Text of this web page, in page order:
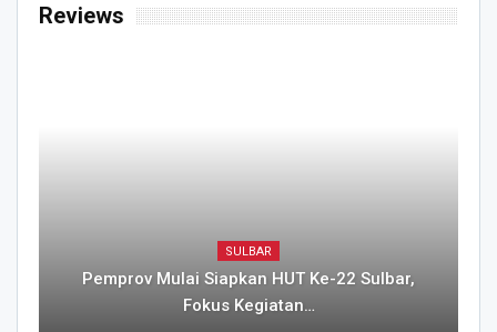
Reviews
SULBAR
Pemprov Mulai Siapkan HUT Ke-22 Sulbar,
Fokus Kegiatan…